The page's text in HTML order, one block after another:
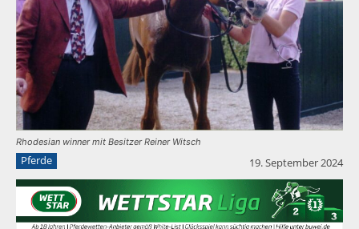
Rhodesian winner mit Besitzer Reiner Witsch
Pferde 19. September 2024